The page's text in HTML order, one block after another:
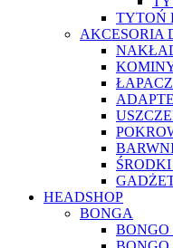
TYTOŃ
AKCESORIA
HEADSHOP
BONGA